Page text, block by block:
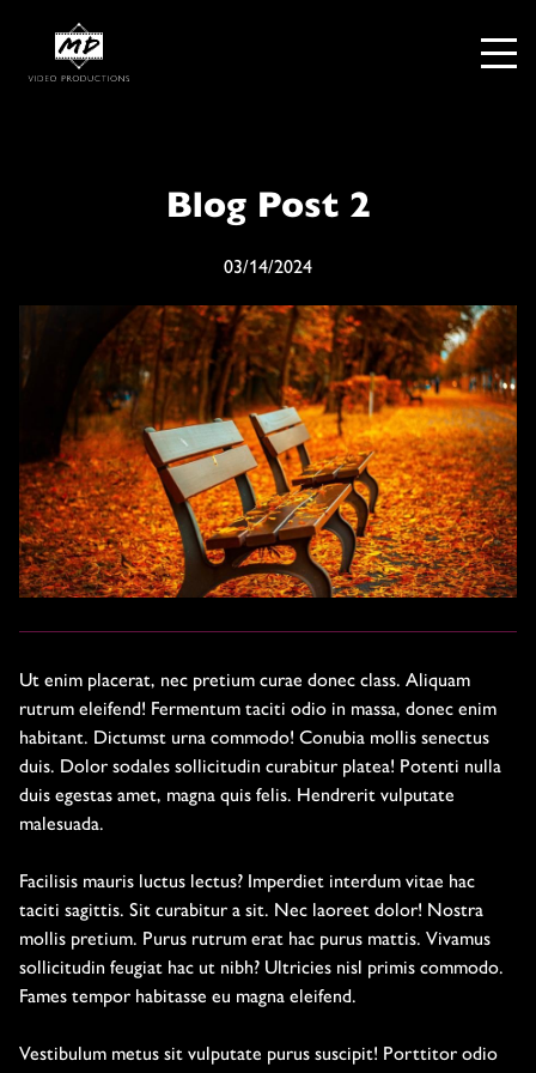
VIDEO
EVENT PHOTOS
PHOTOS
Blog Post 2
03/14/2024
Ut enim placerat, nec pretium curae donec class. Aliquam
rutrum eleifend! Fermentum taciti odio in massa, donec enim
habitant. Dictumst urna commodo! Conubia mollis senectus
duis. Dolor sodales sollicitudin curabitur platea! Potenti nulla
duis egestas amet, magna quis felis. Hendrerit vulputate
malesuada.
Facilisis mauris luctus lectus? Imperdiet interdum vitae hac
taciti sagittis. Sit curabitur a sit. Nec laoreet dolor! Nostra
mollis pretium. Purus rutrum erat hac purus mattis. Vivamus
sollicitudin feugiat hac ut nibh? Ultricies nisl primis commodo.
Fames tempor habitasse eu magna eleifend.
Vestibulum metus sit vulputate purus suscipit! Porttitor odio